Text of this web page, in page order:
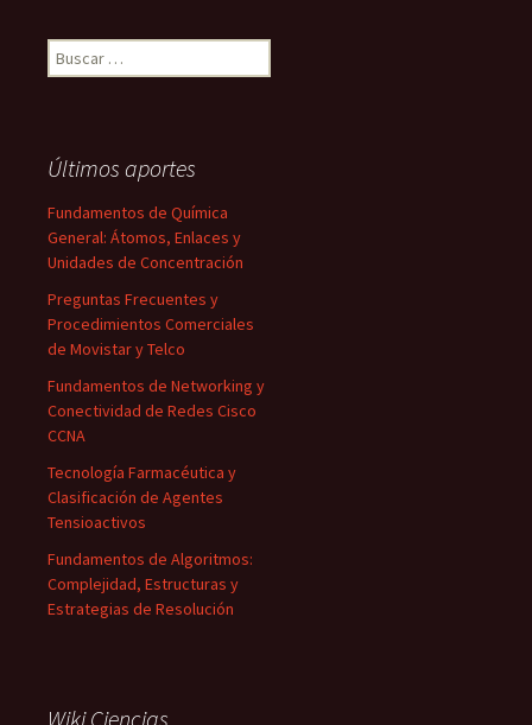
Buscar:
Últimos aportes
Fundamentos de Química
General: Átomos, Enlaces y
Unidades de Concentración
Preguntas Frecuentes y
Procedimientos Comerciales
de Movistar y Telco
Fundamentos de Networking y
Conectividad de Redes Cisco
CCNA
Tecnología Farmacéutica y
Clasificación de Agentes
Tensioactivos
Fundamentos de Algoritmos:
Complejidad, Estructuras y
Estrategias de Resolución
Wiki Ciencias